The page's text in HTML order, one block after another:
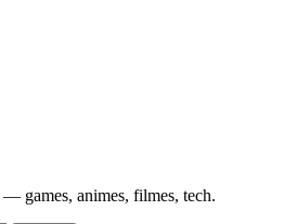
— games, animes, filmes, tech.